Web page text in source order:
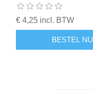
€ 4,25 incl. BTW
BESTEL